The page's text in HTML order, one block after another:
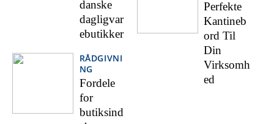
danske
dagligvar
ebutikker
RÅDGIVNI
NG
Fordele
for
butiksind
Perfekte
Kantineb
ord Til
Din
Virksomh
ed